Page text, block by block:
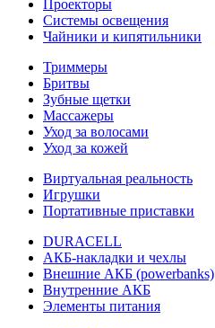
Проекторы
Системы освещения
Чайники и кипятильники
Триммеры
Бритвы
Зубные щетки
Массажеры
Уход за волосами
Уход за кожей
Виртуальная реальность
Игрушки
Портативные приставки
DURACELL
АКБ-накладки и чехлы
Внешние АКБ (powerbanks)
Внутренние АКБ
Элементы питания